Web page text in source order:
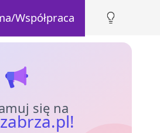
Współpraca
się na